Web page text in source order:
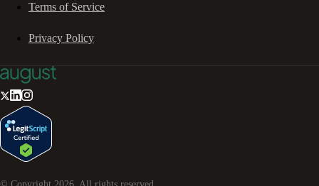
Terms of Service
Privacy Policy